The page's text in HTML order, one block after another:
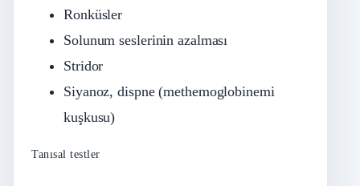
Ronküsler
Solunum seslerinin azalması
Stridor
Siyanoz, dispne (methemoglobinemi
kuşkusu)
Tanısal testler